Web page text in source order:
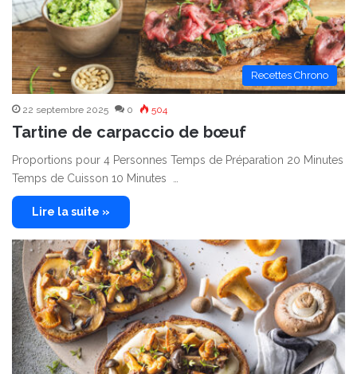
Recettes Chrono
22 septembre 2025 0 504
Tartine de carpaccio de bœuf
Proportions pour 4 Personnes Temps de Préparation 20 Minutes
Temps de Cuisson 10 Minutes …
Lire la suite »